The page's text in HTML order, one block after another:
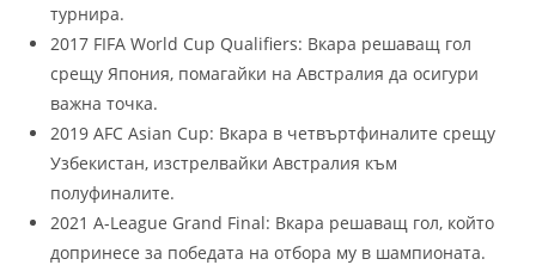
турнира.
2017 FIFA World Cup Qualifiers: Вкара решаващ гол
срещу Япония, помагайки на Австралия да осигури
важна точка.
2019 AFC Asian Cup: Вкара в четвъртфиналите срещу
Узбекистан, изстрелвайки Австралия към
полуфиналите.
2021 A-League Grand Final: Вкара решаващ гол, който
допринесе за победата на отбора му в шампионата.